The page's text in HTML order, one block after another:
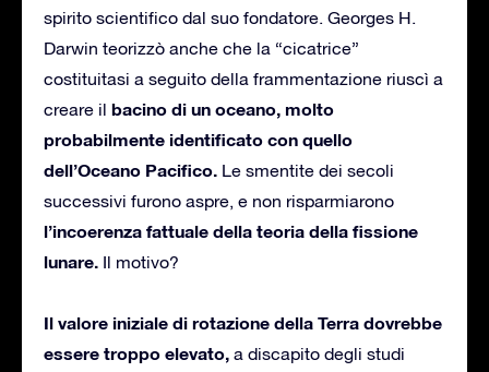
spirito scientifico dal suo fondatore. Georges H.
Darwin teorizzò anche che la “cicatrice”
costituitasi a seguito della frammentazione riuscì a
creare il bacino di un oceano, molto
probabilmente identificato con quello
dell’Oceano Pacifico. Le smentite dei secoli
successivi furono aspre, e non risparmiarono
l’incoerenza fattuale della teoria della fissione
lunare. Il motivo?
Il valore iniziale di rotazione della Terra dovrebbe
essere troppo elevato, a discapito degli studi